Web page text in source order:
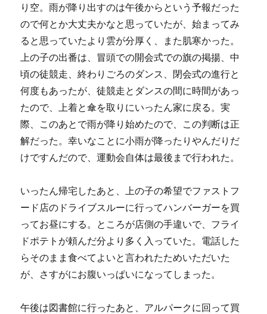
り空。雨が降り出すのは午後からという予報だった
ので何とか大丈夫かなと思っていたが、始まってみ
ると思っていたより雲が分厚く、また肌寒かった。
上の子の出番は、冒頭での開会式での旗の掲揚、中
頃の徒競走、終わりごろのダンス、閉会式の進行と
何度もあったが、徒競走とダンスの間に時間があっ
たので、上着と傘を取りにいったん家に戻る。実
際、このあとで雨が降り始めたので、この判断は正
解だった。幸いなことに小雨が降ったりやんだりだ
けですんだので、運動会自体は最後まで行われた。
いったん帰宅したあと、上の子の希望でファストフ
ード店のドライブスルーに行ってハンバーガーを買
ってお昼にする。ところが店側の手違いで、フライ
ドポテトが頼んだ分より多く入っていた。電話した
らそのまま食べてよいと言われたためいただいた
が、さすがにお腹いっぱいになってしまった。
午後は図書館に行ったあと、アルパークに回って買